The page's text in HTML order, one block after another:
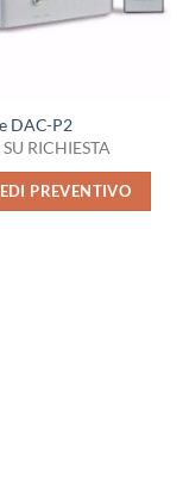
DAC-P2
RICHIESTA
PREVENTIVO